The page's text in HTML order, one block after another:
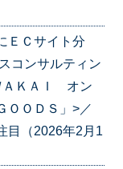
ＥＣサイト分
コンサルティン
ＫＡＩ オン
ＯＤＳ」>／
目（2026年2月1